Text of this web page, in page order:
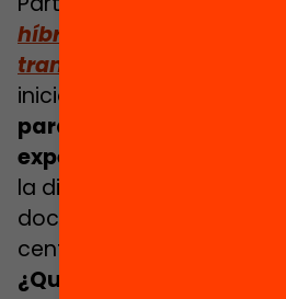
híbrida. Cómo impulsar la
transformación digital
inicio de curso tendrá
para reflexionar y
experiencias
, retos y
la digitalización
docentes y profesores,
centros, técnicos y
¿Quieres saber más?